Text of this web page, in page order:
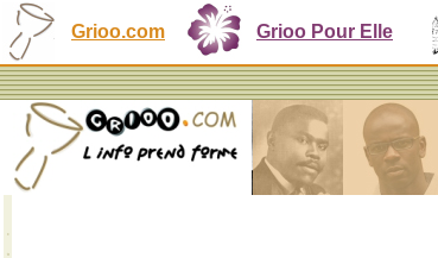
Grioo.com Grioo Pour Elle